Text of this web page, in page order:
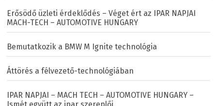
Erősödő üzleti érdeklődés – Véget ért az IPAR NAPJAI
MACH-TECH – AUTOMOTIVE HUNGARY
Bemutatkozik a BMW M Ignite technológia
Áttörés a félvezető-technológiában
IPAR NAPJAI – MACH TECH – AUTOMOTIVE HUNGARY –